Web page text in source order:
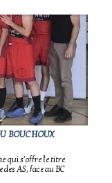
BOUCHOUX
qui s’offre le titre
AS, face au BC